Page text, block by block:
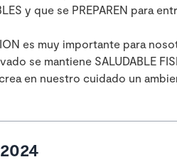
y que se PREPAREN para
es muy importante para
se mantiene SALUDABLE
en nuestro cuidado un